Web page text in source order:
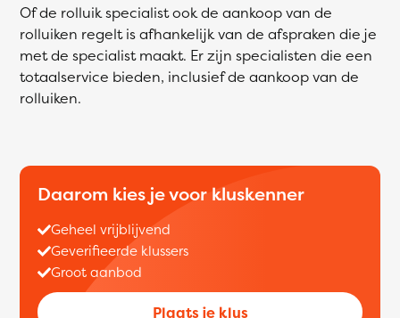
Of de rolluik specialist ook de aankoop van de
rolluiken regelt is afhankelijk van de afspraken die je
met de specialist maakt. Er zijn specialisten die een
totaalservice bieden, inclusief de aankoop van de
rolluiken.
Daarom kies je voor kluskenner
Geheel vrijblijvend
Geverifieerde klussers
Groot aanbod
Plaats je klus